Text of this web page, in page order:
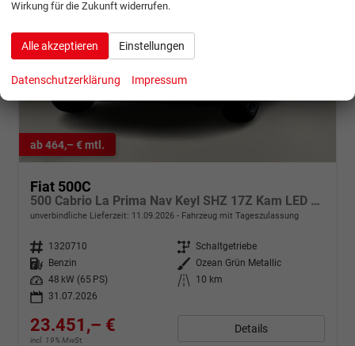
ab 464,– € mtl.
Fiat 500C
500 Cabrio La Prima Nav Keyl SHZ 17Z Kam LED Car
unverbindliche Lieferzeit: 11.09.2026 Fahrzeug mit Tageszulassung
Fahrzeugnr. 1320710 Getriebe Schaltgetriebe
Kraftstoff
Benzin Außenfarbe Ozean Grün Metallic
Leistung
48 kW (65 PS) Kilometerstand
10 km
31.07.2026
23.451,– €
incl. 19% MwSt.
Details
Wirkung für die Zukunft widerrufen.
Alle akzeptieren Einstellungen
Datenschutzerklärung Impressum